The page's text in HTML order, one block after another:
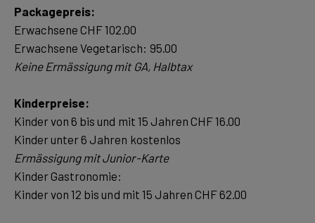
Packagepreis:
Erwachsene CHF 102.00
Keine Ermässigung mit GA, Halbtax
Kinderpreise:
Kinder von 6 bis und mit 15 Jahren CHF 16.00
Ermässigung mit Junior-Karte
Kinder Gastronomie:
Kinder von 12 bis und mit 15 Jahren CHF 62.00